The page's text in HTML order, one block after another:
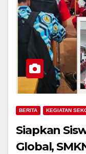
BERITA KEGIATAN
Siapkan
Global,